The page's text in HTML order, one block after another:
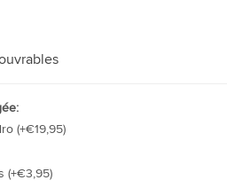
(+€19,95)
(+€3,95)